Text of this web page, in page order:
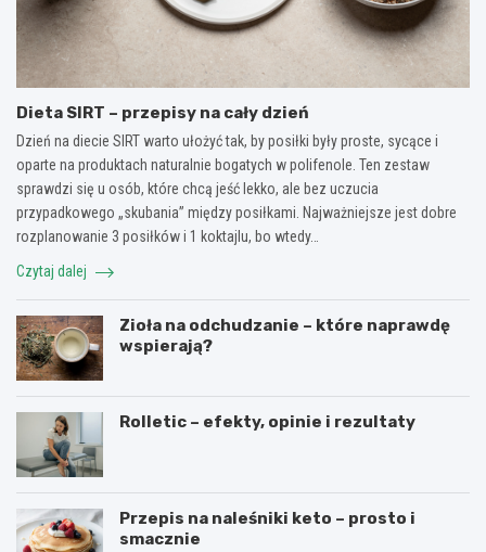
Dieta SIRT – przepisy na cały dzień
Dzień na diecie SIRT warto ułożyć tak, by posiłki były proste, sycące i
oparte na produktach naturalnie bogatych w polifenole. Ten zestaw
sprawdzi się u osób, które chcą jeść lekko, ale bez uczucia
przypadkowego „skubania” między posiłkami. Najważniejsze jest dobre
rozplanowanie 3 posiłków i 1 koktajlu, bo wtedy…
Czytaj dalej
Zioła na odchudzanie – które naprawdę
wspierają?
Rolletic – efekty, opinie i rezultaty
Przepis na naleśniki keto – prosto i
smacznie